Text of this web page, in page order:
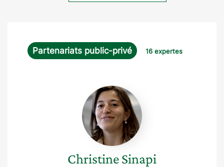
Partenariats public-privé 16 expertes
Christine
Sinapi
ChristineSinapi